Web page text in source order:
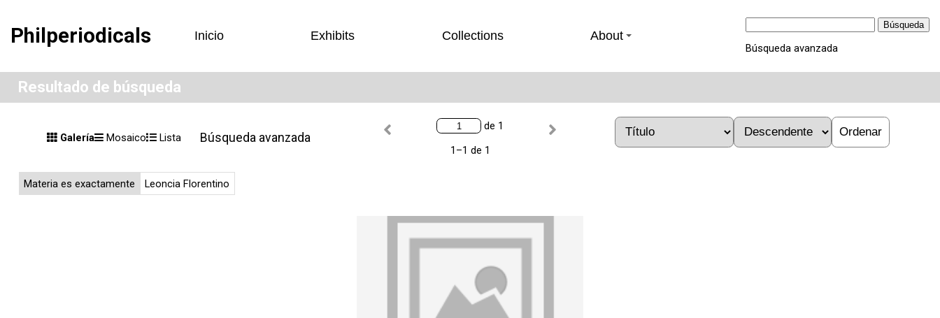
Philperiodicals Inicio Exhibits Collections About
Búsqueda
Búsqueda avanzada
Resultado de búsqueda
Galería Mosaico Lista Búsqueda avanzada
de 1
1–1 de 1
Ordenar
Materia es exactamente Leoncia Florentino